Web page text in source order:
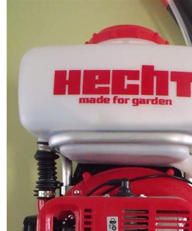
Féktisztító (500 ml) (BERNER)
Ft helyett1 674